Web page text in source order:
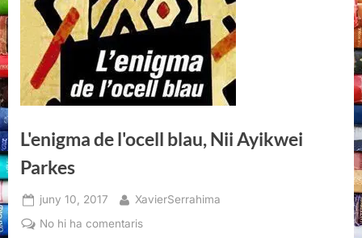
L'enigma de l'ocell blau, Nii Ayikwei
Parkes
Posted
on
juny 10, 2017 By
XavierSerrahima
No hi ha comentarisa